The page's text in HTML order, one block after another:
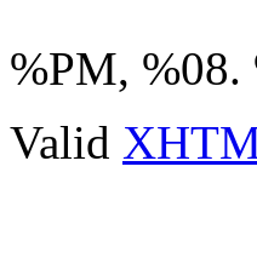
%PM, %08.
Valid